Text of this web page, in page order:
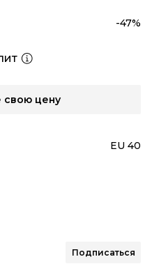
-47%
цену
EU 40
Подписаться